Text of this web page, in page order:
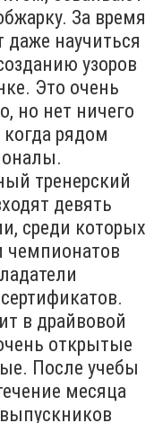
За время
даже научиться
узоров
Это очень
но нет ничего
рядом
тренерский
девять
среди которых
чемпионатов
в драйвовой
открытые
После учебы
месяца